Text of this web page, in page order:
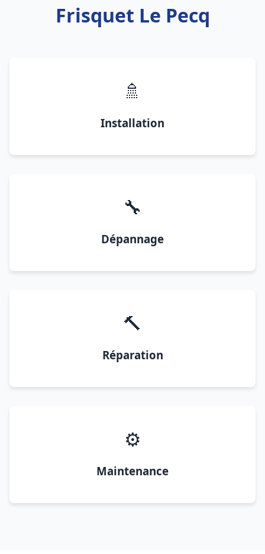
Frisquet Le Pecq
🚿
Installation
🔧
Dépannage
🔨
Réparation
⚙️
Maintenance